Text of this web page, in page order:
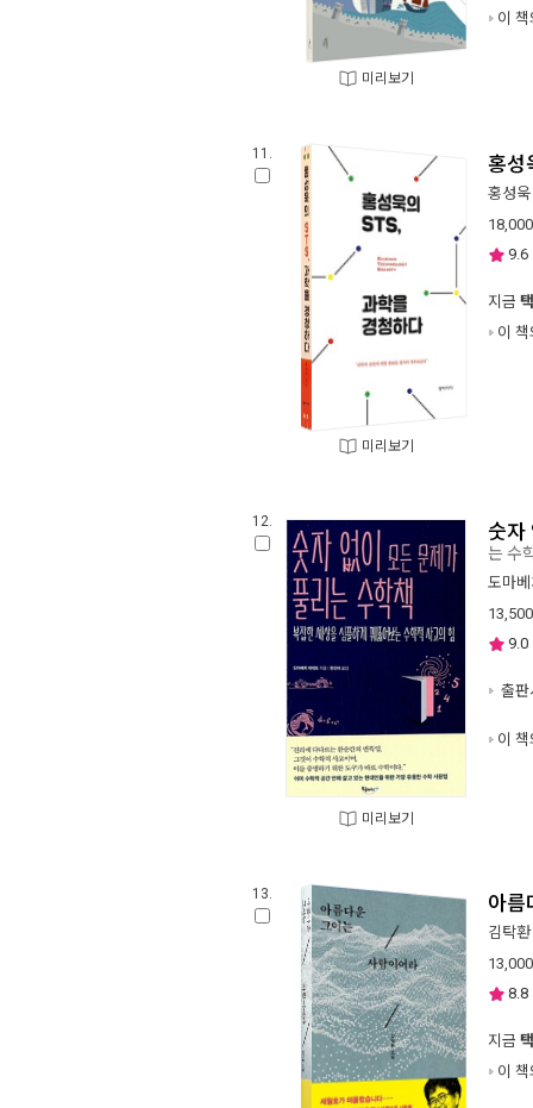
미리보기
이
11.
미리보기
홍성
홍성욱
18,000
9.6
지금
이
12.
미리보기
숫자
는 수
도마
13,500
9.0
출판
이
13. 아름
김탁환
13,000
8.8
지금
이